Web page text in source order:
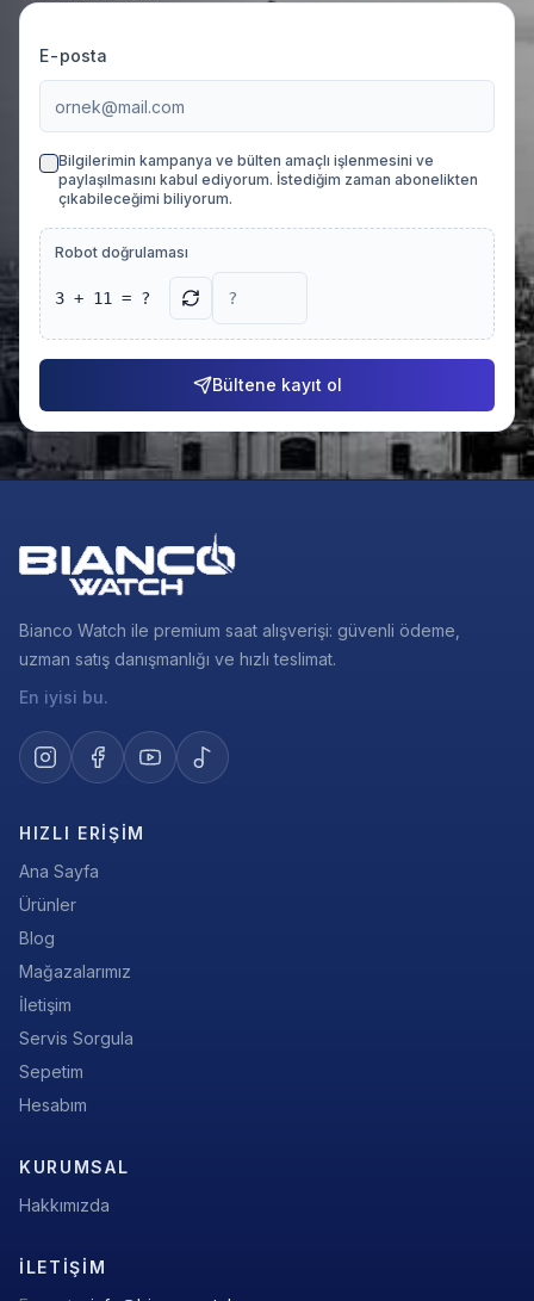
E-posta
Bilgilerimin kampanya ve bülten amaçlı işlenmesini ve
paylaşılmasını kabul ediyorum. İstediğim zaman abonelikten
çıkabileceğimi biliyorum.
Robot doğrulaması
3 + 11 = ?
Bültene kayıt ol
Bianco Watch ile premium saat alışverişi: güvenli ödeme,
uzman satış danışmanlığı ve hızlı teslimat.
En iyisi bu.
HIZLI ERIŞIM
Ana Sayfa
Ürünler
Blog
Mağazalarımız
İletişim
Servis Sorgula
Sepetim
Hesabım
KURUMSAL
Hakkımızda
İLETIŞIM